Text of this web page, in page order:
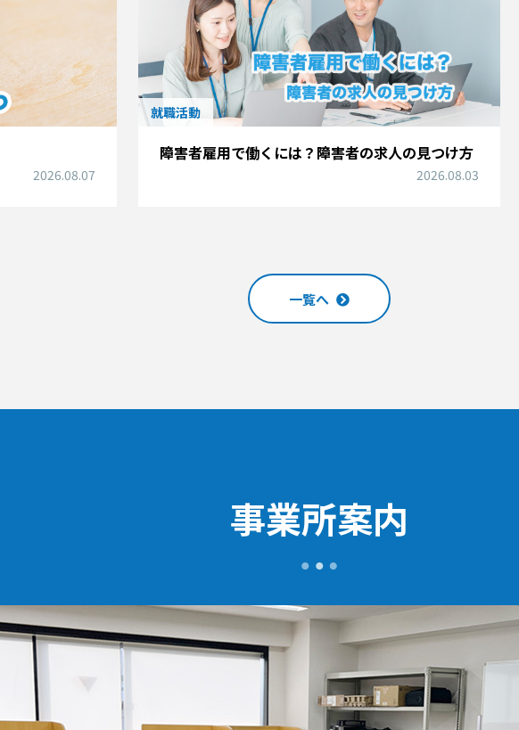
2026.08.07
就職活動
障害者雇用で働くには？障害者の求人の見つけ方
2026.08.03
一覧へ
事業所案内